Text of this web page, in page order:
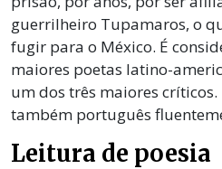
guerrilheiro Tupamaros, o
fugir para o México. É
maiores poetas latino-
um dos três maiores
também português
Leitura de poesia